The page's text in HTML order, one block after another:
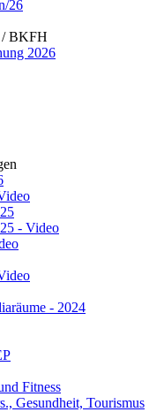
26
/ BKFH
2026
- Video
- 2024
Fitness
Gesundheit, Tourismus